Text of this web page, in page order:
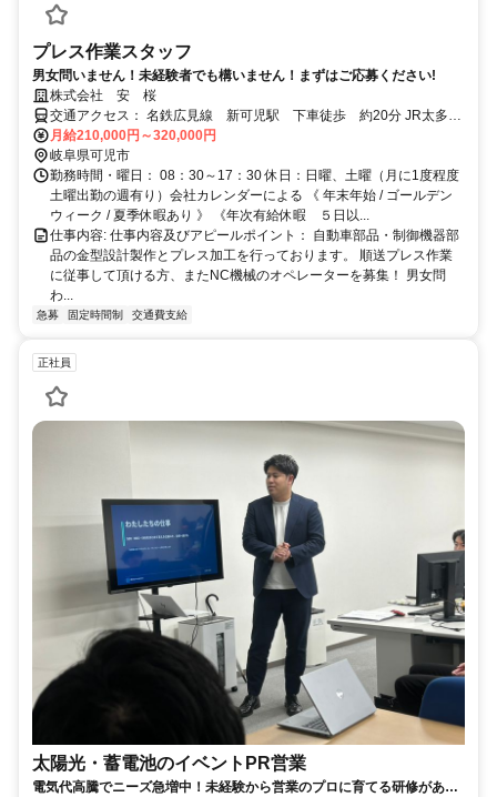
プレス作業スタッフ
男女問いません！未経験者でも構いません！まずはご応募ください!
株式会社 安 桜
交通アクセス： 名鉄広見線 新可児駅 下車徒歩 約20分 JR太多
線 可児駅 下車徒歩 約25分 可児工業団地内 交通費支給！ 無料駐
車場完備！ 交通アクセス： 名鉄広見線 新可児駅 下車徒歩 約20
分 JR太多線 可児駅 下車徒歩 約25分 可児工業団地内 交通費支
給！ 無料駐車場完備！
月給210,000円～320,000円
岐阜県可児市
勤務時間・曜日： 08：30～17：30 休日：日曜、土曜（月に1度程度
土曜出勤の週有り）会社カレンダーによる 《 年末年始 / ゴールデン
ウィーク / 夏季休暇あり 》 《年次有給休暇 ５日以...
仕事内容: 仕事内容及びアピールポイント： 自動車部品・制御機器部
品の金型設計製作とプレス加工を行っております。 順送プレス作業
に従事して頂ける方、またNC機械のオペレーターを募集！ 男女問
わ...
急募 固定時間制 交通費支給
正社員
太陽光・蓄電池のイベントPR営業
電気代高騰でニーズ急増中！未経験から営業のプロに育てる研修がある